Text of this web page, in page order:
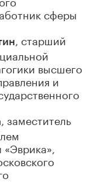
сферы
, старший
высшего
и
, заместитель